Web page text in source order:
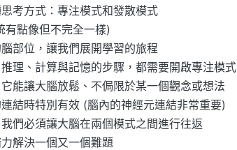
考方式：專注模式和發散模式
有點像但不完全一樣)
部位，讓我們展開學習的旅程
理、計算與記憶的步驟，都需要開啟專注模式
能讓大腦放鬆、不侷限於某一個觀念或想法
結時特別有效 (腦內的神經元連結非常重要)
們必須讓大腦在兩個模式之間進行往返
解決一個又一個難題